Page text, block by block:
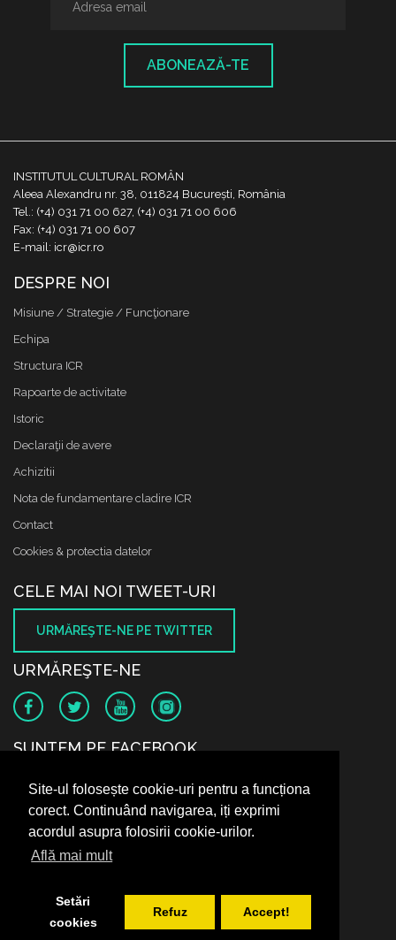
Site-ul folosește cookie-uri pentru a funcționa
corect. Continuând navigarea, iți exprimi
acordul asupra folosirii cookie-urilor.
Află mai mult
Setări
cookies
Refuz Accept!
ABONEAZĂ-TE
INSTITUTUL CULTURAL ROMÂN
Aleea Alexandru nr. 38, 011824 București, România
Tel.: (+4) 031 71 00 627, (+4) 031 71 00 606
Fax: (+4) 031 71 00 607
E-mail: icr@icr.ro
DESPRE NOI
Misiune / Strategie / Funcţionare
Echipa
Structura ICR
Rapoarte de activitate
Istoric
Declaraţii de avere
Achizitii
Nota de fundamentare cladire ICR
Contact
Cookies & protectia datelor
CELE MAI NOI TWEET-URI
URMĂREŞTE-NE PE TWITTER
URMĂREŞTE-NE
SUNTEM PE FACEBOOK